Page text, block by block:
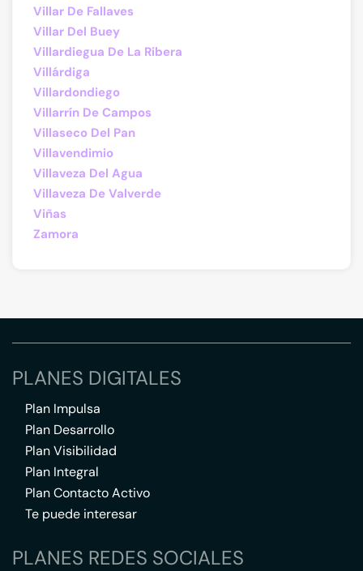
Villar De Fallaves
Villar Del Buey
Villardiegua De La Ribera
Villárdiga
Villardondiego
Villarrín De Campos
Villaseco Del Pan
Villavendimio
Villaveza Del Agua
Villaveza De Valverde
Viñas
Zamora
PLANES DIGITALES
Plan Impulsa
Plan Desarrollo
Plan Visibilidad
Plan Integral
Plan Contacto Activo
Te puede interesar
PLANES REDES SOCIALES